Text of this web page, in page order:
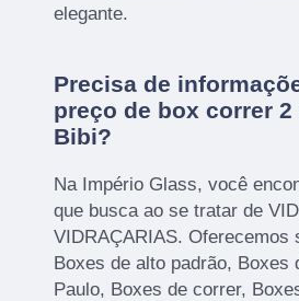
elegante.
Precisa de
preço de box correr
Bibi?
Na Império Glass, você
que busca ao se tratar de
VIDRAÇARIAS. Oferecemos
Boxes de alto padrão, Boxes
Paulo, Boxes de correr,